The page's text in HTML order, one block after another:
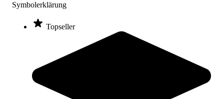
Symbolerklärung
Topseller
Ballwurfmaschine Pickleball Tutor Mini
1.399,00 €